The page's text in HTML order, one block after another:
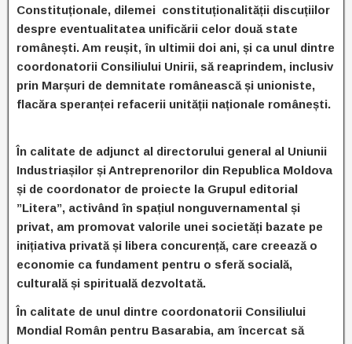
Constituționale, dilemei constituționalității discuțiilor
despre eventualitatea unificării celor două state
românești. Am reușit, în ultimii doi ani, și ca unul dintre
coordonatorii Consiliului Unirii, să reaprindem, inclusiv
prin Marșuri de demnitate românească și unioniste,
flacăra speranței refacerii unității naționale românești.
În calitate de adjunct al directorului general al Uniunii
Industriașilor și Antreprenorilor din Republica Moldova
și de coordonator de proiecte la Grupul editorial
”Litera”, activând în spațiul nonguvernamental și
privat, am promovat valorile unei societăți bazate pe
inițiativa privată și libera concurență, care creează o
economie ca fundament pentru o sferă socială,
culturală și spirituală dezvoltată.
În calitate de unul dintre coordonatorii Consiliului
Mondial Român pentru Basarabia, am încercat să